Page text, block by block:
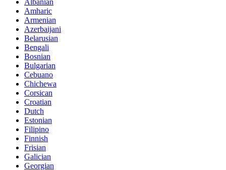
Albanian
Amharic
Armenian
Azerbaijani
Belarusian
Bengali
Bosnian
Bulgarian
Cebuano
Chichewa
Corsican
Croatian
Dutch
Estonian
Filipino
Finnish
Frisian
Galician
Georgian